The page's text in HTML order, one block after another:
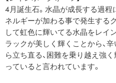
4月誕生石。水晶が成長する過
ネルギーが加わる事で発生する
して虹色に輝いてる水晶をレイ
ラックが美しく輝くことから、
ら立ち直る、困難を乗り越え強
っていると言われています。